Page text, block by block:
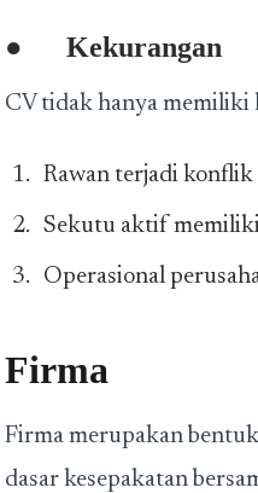
● Kekurangan
CV tidak hanya memiliki
Rawan terjadi konflik
Sekutu aktif
Operasional
Firma
Firma merupakan
dasar kesepakatan